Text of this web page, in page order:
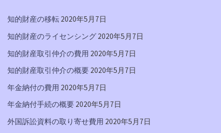
知的財産の移転 2020年5月7日
知的財産のライセンシング 2020年5月7日
知的財産取引仲介の費用 2020年5月7日
知的財産取引仲介の概要 2020年5月7日
年金納付の費用 2020年5月7日
年金納付手続の概要 2020年5月7日
外国訴訟資料の取り寄せ費用 2020年5月7日